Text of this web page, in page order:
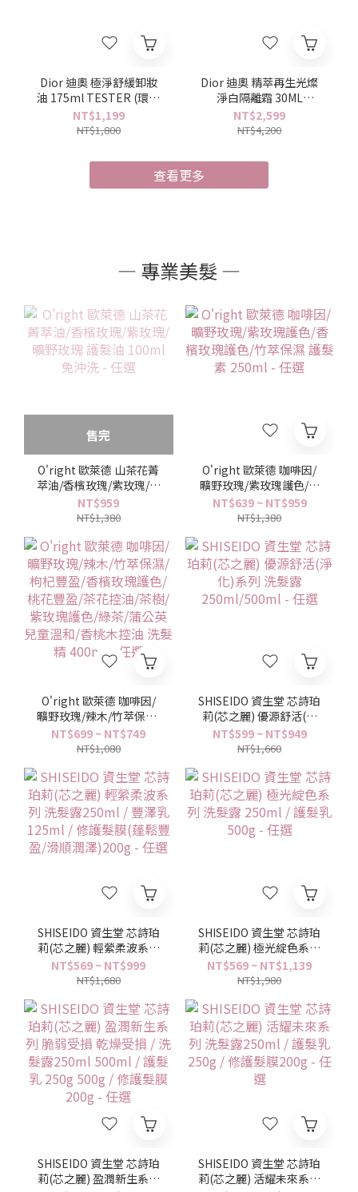
Dior 迪奧 極淨舒緩卸妝
油 175ml TESTER (環保
盒)
NT$1,199
NT$1,800
Dior 迪奧 精萃再生光燦
淨白隔離霜 30ML
TESTER(環保盒)
NT$2,599
NT$4,200
查看更多
— 專業美髮 —
售完
O'right 歐萊德 山茶花菁
萃油/香檳玫瑰/紫玫瑰/曠
野玫瑰 護髮油 100ml 免
沖洗 - 任選
NT$959
NT$1,380
O'right 歐萊德 咖啡因/
曠野玫瑰/紫玫瑰護色/香
檳玫瑰護色/竹萃保濕 護
髮素 250ml - 任選
NT$639 ~ NT$959
NT$1,380
O'right 歐萊德 咖啡因/
曠野玫瑰/辣木/竹萃保濕/
枸杞豐盈/香檳玫瑰護色/
桃花豐盈/茶花控油/茶樹/
兒童溫和/香桃木控油 洗
髮精 400ml - 任選
NT$699 ~ NT$749
NT$1,080
SHISEIDO 資生堂 芯詩珀
莉(芯之麗) 優源舒活(淨
化)系列 洗髮露
250ml/500ml - 任選
NT$599 ~ NT$949
NT$1,660
SHISEIDO 資生堂 芯詩珀
莉(芯之麗) 輕縈柔波系列
洗髮露250ml / 豐澤乳
125ml / 修護髮膜(蓬鬆豐
NT$569 ~ NT$999
NT$1,680
SHISEIDO 資生堂 芯詩珀
莉(芯之麗) 極光綻色系列
洗髮露 250ml / 護髮乳
500g - 任選
NT$569 ~ NT$1,139
NT$1,980
SHISEIDO 資生堂 芯詩珀
莉(芯之麗) 盈潤新生系列
SHISEIDO 資生堂 芯詩珀
莉(芯之麗) 活耀未來系列